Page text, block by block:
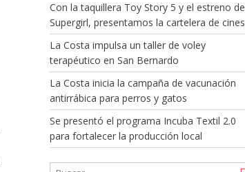
Con la taquillera Toy Story 5 y el estreno de
Supergirl, presentamos la cartelera de cines
La Costa impulsa un taller de voley
terapéutico en San Bernardo
La Costa inicia la campaña de vacunación
antirrábica para perros y gatos
Se presentó el programa Incuba Textil 2.0
para fortalecer la producción local